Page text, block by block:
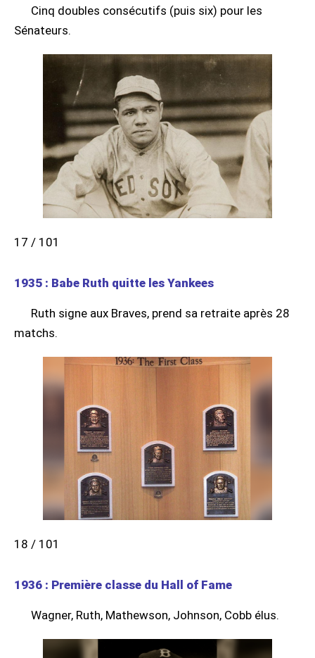
Cinq doubles consécutifs (puis six) pour les
Sénateurs.
17 / 101
1935 : Babe Ruth quitte les Yankees
Ruth signe aux Braves, prend sa retraite après 28
matchs.
18 / 101
1936 : Première classe du Hall of Fame
Wagner, Ruth, Mathewson, Johnson, Cobb élus.